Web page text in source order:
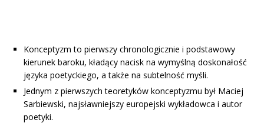
Konceptyzm to pierwszy chronologicznie i podstawowy
kierunek baroku, kładący nacisk na wymyślną doskonałość
języka poetyckiego, a także na subtelność myśli.
Jednym z pierwszych teoretyków konceptyzmu był Maciej
Sarbiewski, najsławniejszy europejski wykładowca i autor
poetyki.